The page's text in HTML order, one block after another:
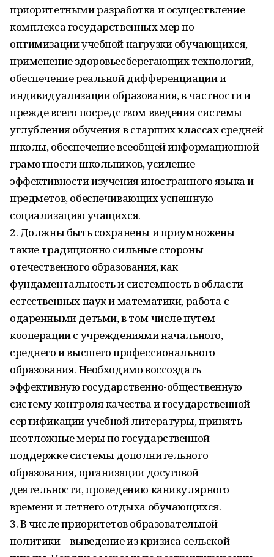
приоритетными разработка и осуществление
комплекса государственных мер по
оптимизации учебной нагрузки обучающихся,
применение здоровьесберегающих технологий,
обеспечение реальной дифференциации и
индивидуализации образования, в частности и
прежде всего посредством введения системы
углубления обучения в старших классах средней
школы, обеспечение всеобщей информационной
грамотности школьников, усиление
эффективности изучения иностранного языка и
предметов, обеспечивающих успешную
социализацию учащихся.
2. Должны быть сохранены и приумножены
такие традиционно сильные стороны
отечественного образования, как
фундаментальность и системность в области
естественных наук и математики, работа с
одаренными детьми, в том числе путем
кооперации с учреждениями начального,
среднего и высшего профессионального
образования. Необходимо воссоздать
эффективную государственно-общественную
систему контроля качества и государственной
сертификации учебной литературы, принять
неотложные меры по государственной
поддержке системы дополнительного
образования, организации досуговой
деятельности, проведению каникулярного
времени и летнего отдыха обучающихся.
3. В числе приоритетов образовательной
политики – выведение из кризиса сельской